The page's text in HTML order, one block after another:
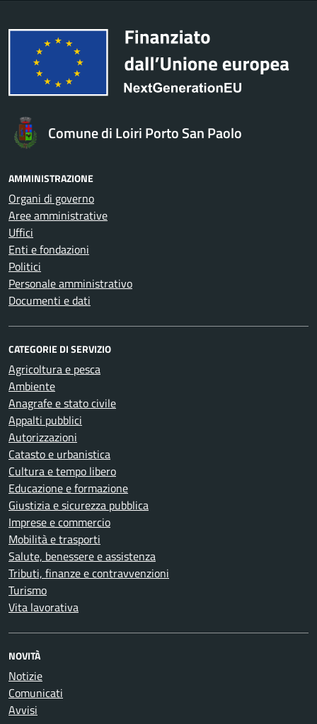
Comune di Loiri Porto San Paolo
AMMINISTRAZIONE
Organi di governo
Aree amministrative
Uffici
Enti e fondazioni
Politici
Personale amministrativo
Documenti e dati
CATEGORIE DI SERVIZIO
Agricoltura e pesca
Ambiente
Anagrafe e stato civile
Appalti pubblici
Autorizzazioni
Catasto e urbanistica
Cultura e tempo libero
Educazione e formazione
Giustizia e sicurezza pubblica
Imprese e commercio
Mobilità e trasporti
Salute, benessere e assistenza
Tributi, finanze e contravvenzioni
Turismo
Vita lavorativa
NOVITÀ
Notizie
Comunicati
Avvisi